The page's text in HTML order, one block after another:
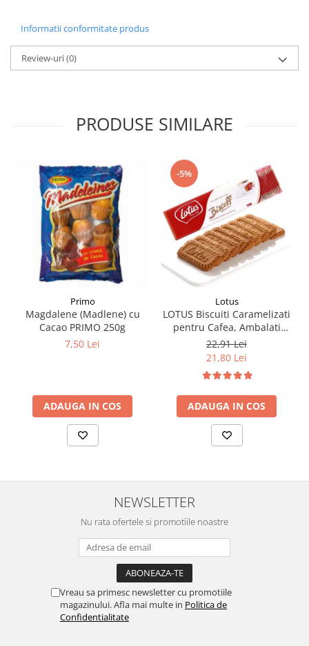
Informatii conformitate produs
Review-uri(0)
PRODUSE SIMILARE
Primo
Magdalene (Madlene) cu
Cacao PRIMO 250g
7,50 Lei
ADAUGA IN COS
-5%
Lotus
LOTUS Biscuiti Caramelizati
pentru Cafea, Ambalati
Individual 50buc 312.5g
22,91 Lei
21,80 Lei
ADAUGA IN COS
NEWSLETTER
Nu rata ofertele si promotiile noastre
Vreau sa primesc newsletter cu promotiile
magazinului. Afla mai multe in Politica de
Confidentialitate